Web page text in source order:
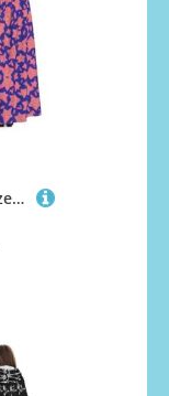
GBMBZSKP Halloween-Kapuzenumhang, Maskerade, Party, Cosplay, Ostern, Unisex, Vampir-Hexen-Umhang für Erwachsene